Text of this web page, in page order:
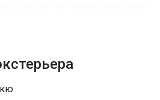
крытую лоджию, где жизнь в
воздухе плавно сливаются
двор, вдохновленный
развлечений, с бассейном с